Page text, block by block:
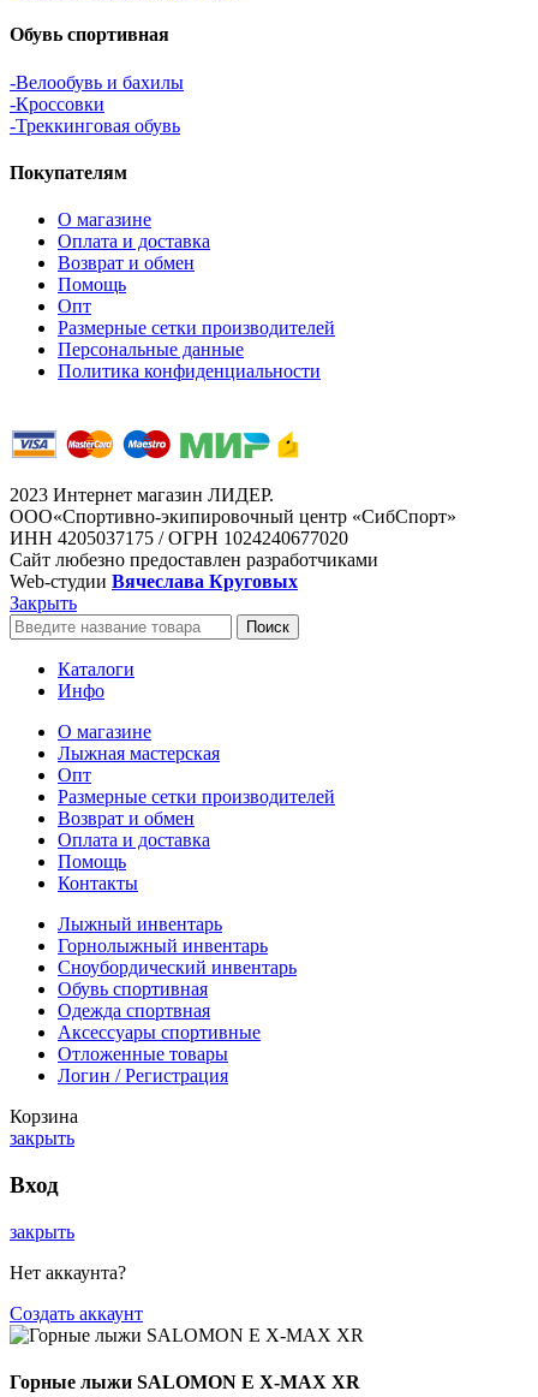
Обувь спортивная
-Велообувь и бахилы
-Кроссовки
-Треккинговая обувь
Покупателям
О магазине
Оплата и доставка
Возврат и обмен
Помощь
Опт
Размерные сетки производителей
Персональные данные
Политика конфиденциальности
2023 Интернет магазин ЛИДЕР.
ООО«Спортивно-экипировочный центр «СибСпорт»
ИНН 4205037175 / ОГРН 1024240677020
Сайт любезно предоставлен разработчиками
Web-студии Вячеслава Круговых
Закрыть
Поиск
Каталоги
Инфо
О магазине
Лыжная мастерская
Опт
Размерные сетки производителей
Возврат и обмен
Оплата и доставка
Помощь
Контакты
Лыжный инвентарь
Горнолыжный инвентарь
Сноубордический инвентарь
Обувь спортивная
Одежда спортвная
Аксессуары спортивные
Отложенные товары
Логин / Регистрация
Корзина
закрыть
Вход
закрыть
Нет аккаунта?
Создать аккаунт
Горные лыжи SALOMON E X-MAX XR